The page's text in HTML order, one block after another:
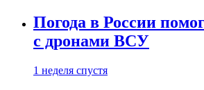
Погода в России
с дронами ВСУ
1 неделя спустя